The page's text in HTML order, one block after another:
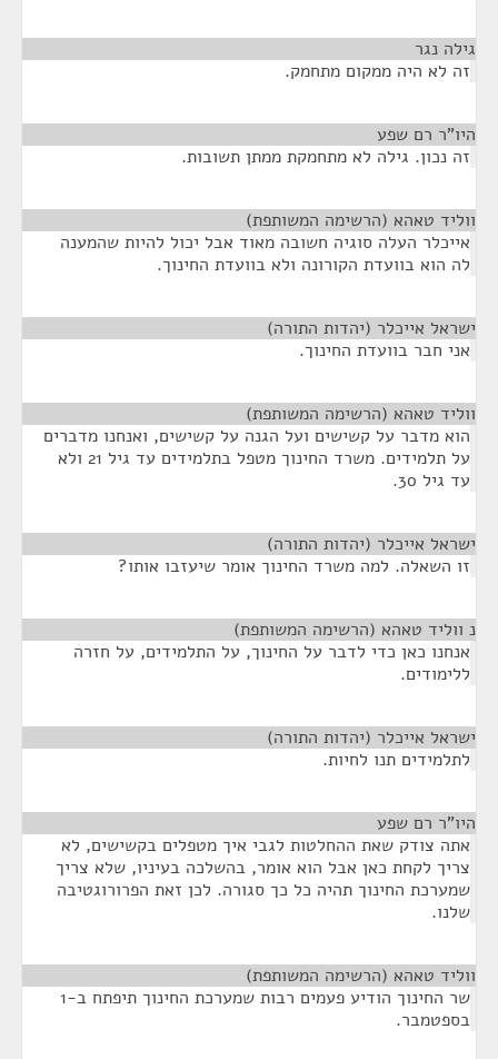
גילה נגר
זה לא היה ממקום מתחמק.
היו"ר רם שפע
זה נכון. גילה לא מתחמקת ממתן תשובות.
ווליד טאהא (הרשימה המשותפת)
אייכלר העלה סוגיה חשובה מאוד אבל יכול להיות שהמענה
לה הוא בוועדת הקורונה ולא בוועדת החינוך.
ישראל אייכלר (יהדות התורה)
אני חבר בוועדת החינוך.
ווליד טאהא (הרשימה המשותפת)
הוא מדבר על קשישים ועל הגנה על קשישים, ואנחנו מדברים
על תלמידים. משרד החינוך מטפל בתלמידים עד גיל 21 ולא
עד גיל 30.
ישראל אייכלר (יהדות התורה)
זו השאלה. למה משרד החינוך אומר שיעזבו אותו?
נ ווליד טאהא (הרשימה המשותפת)
אנחנו כאן כדי לדבר על החינוך, על התלמידים, על חזרה
ללימודים.
ישראל אייכלר (יהדות התורה)
לתלמידים תנו לחיות.
היו"ר רם שפע
אתה צודק שאת ההחלטות לגבי איך מטפלים בקשישים, לא
צריך לקחת כאן אבל הוא אומר, בהשלכה בעיניו, שלא צריך
שמערכת החינוך תהיה כל כך סגורה. לכן זאת הפרורוגטיבה
שלנו.
ווליד טאהא (הרשימה המשותפת)
שר החינוך הודיע פעמים רבות שמערכת החינוך תיפתח ב-1
בספטמבר.